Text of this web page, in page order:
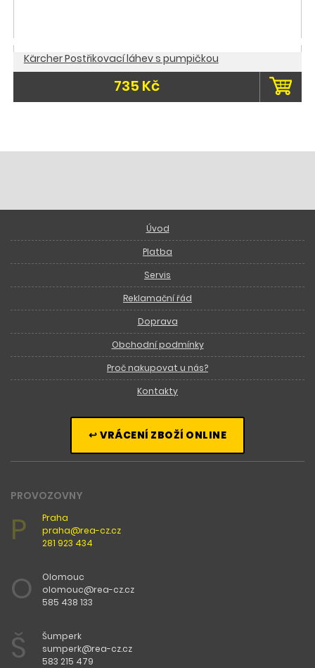
Kärcher Postřikovací láhev s pumpičkou
735 Kč
Úvod
Platba
Servis
Reklamační řád
Doprava
Obchodní podmínky
Proč nakupovat u nás?
Kontakty
↩ VRÁCENÍ ZBOŽÍ ONLINE
PROVOZOVNY
P
Praha
praha@rea-cz.cz
281 923 434
O
Olomouc
olomouc@rea-cz.cz
585 438 133
Š
Šumperk
sumperk@rea-cz.cz
583 215 479